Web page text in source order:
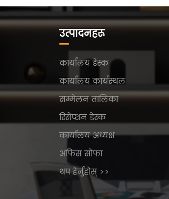
उत्पादनहरू
कार्यालय डेस्क
कार्यालय कार्यस्थल
सम्मेलन तालिका
रिसेप्शन डेस्क
कार्यालय अध्यक्ष
अफिस सोफा
थप हेर्नुहोस् >>